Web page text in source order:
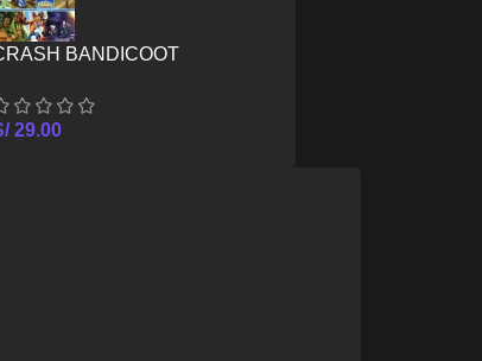
BANDICOOT
SERIES X/S
29.00